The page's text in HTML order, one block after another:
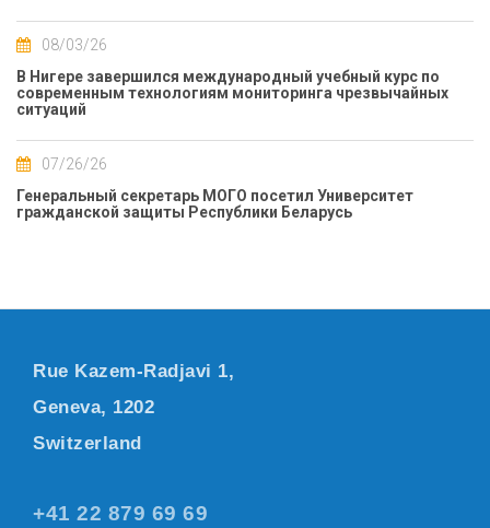
08/03/26
В Нигере завершился международный учебный курс по
современным технологиям мониторинга чрезвычайных
ситуаций
07/26/26
Генеральный секретарь МОГО посетил Университет
гражданской защиты Республики Беларусь
Rue Kazem-Radjavi 1,
Geneva, 1202
Switzerland
+41 22 879 69 69